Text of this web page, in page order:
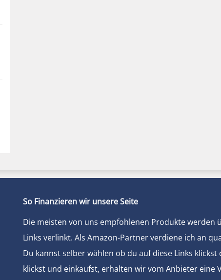
So Finanzieren wir unsere Seite
Die meisten von uns empfohlenen Produkte werden
Links verlinkt. Als Amazon-Partner verdiene ich an
Du kannst selber wählen ob du auf diese Links
klickst und einkaufst, erhalten wir vom Anbieter eine